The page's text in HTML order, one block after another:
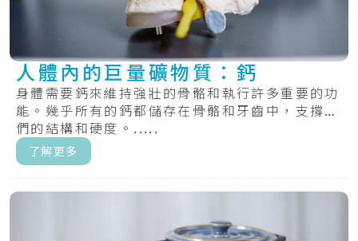
人體內的巨量礦物質：鈣
身體需要鈣來維持強壯的骨骼和執行許多重要的功
能。幾乎所有的鈣都儲存在骨骼和牙齒中，支撐它
們的結構和硬度。.....
了解更多